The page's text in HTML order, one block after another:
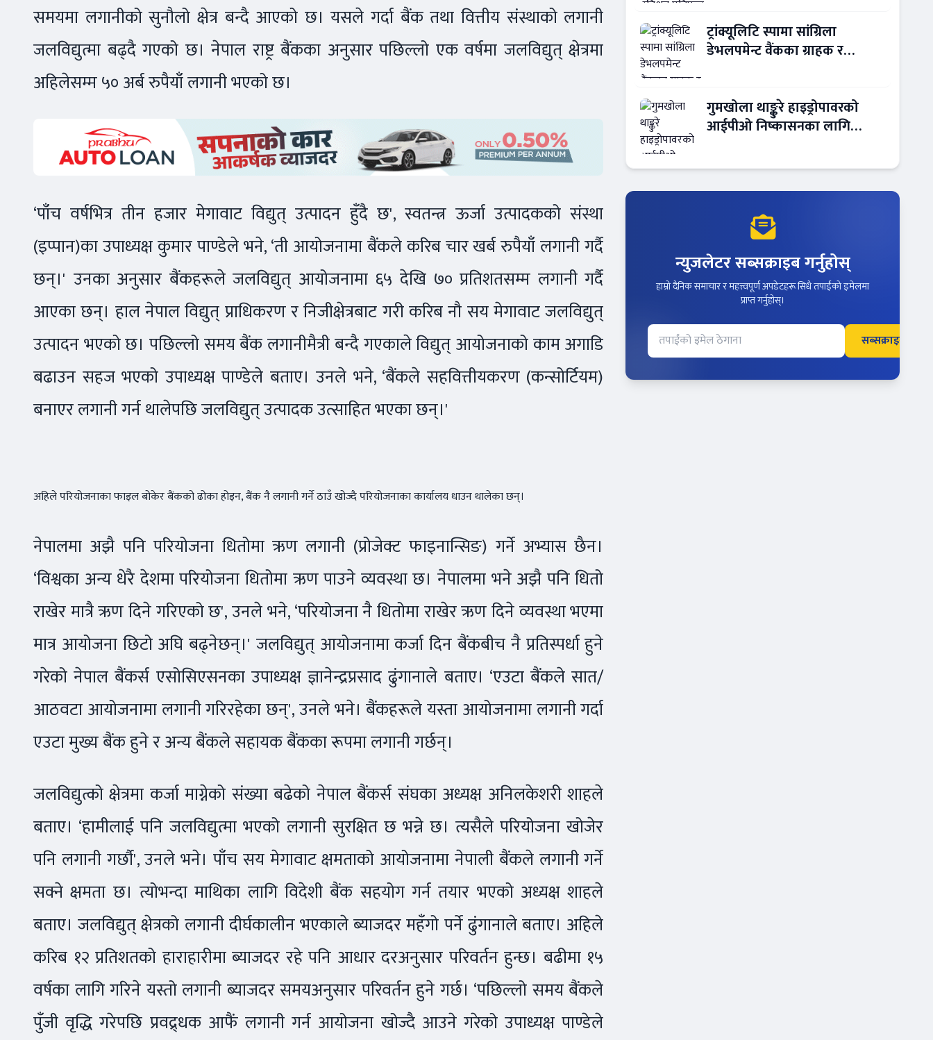
समयमा लगानीको सुनौलो क्षेत्र बन्दै आएको छ। यसले गर्दा बैंक तथा वित्तीय संस्थाको लगानी
जलविद्युत्मा बढ्दै गएको छ। नेपाल राष्ट्र बैंकका अनुसार पछिल्लो एक वर्षमा जलविद्युत् क्षेत्रमा
अहिलेसम्म ५० अर्ब रुपैयाँ लगानी भएको छ।
‘पाँच वर्षभित्र तीन हजार मेगावाट विद्युत् उत्पादन हुँदै छ', स्वतन्त्र ऊर्जा उत्पादकको संस्था
(इप्पान)का उपाध्यक्ष कुमार पाण्डेले भने, ‘ती आयोजनामा बैंकले करिब चार खर्ब रुपैयाँ लगानी गर्दै
छन्।' उनका अनुसार बैंकहरूले जलविद्युत् आयोजनामा ६५ देखि ७० प्रतिशतसम्म लगानी गर्दै
आएका छन्। हाल नेपाल विद्युत् प्राधिकरण र निजीक्षेत्रबाट गरी करिब नौ सय मेगावाट जलविद्युत्
उत्पादन भएको छ। पछिल्लो समय बैंक लगानीमैत्री बन्दै गएकाले विद्युत् आयोजनाको काम अगाडि
बढाउन सहज भएको उपाध्यक्ष पाण्डेले बताए। उनले भने, ‘बैंकले सहवित्तीयकरण (कन्सोर्टियम)
बनाएर लगानी गर्न थालेपछि जलविद्युत् उत्पादक उत्साहित भएका छन्।'
अहिले परियोजनाका फाइल बोकेर बैंकको ढोका होइन, बैंक नै लगानी गर्ने ठाउँ खोज्दै परियोजनाका कार्यालय धाउन थालेका छन्।
नेपालमा अझै पनि परियोजना धितोमा ऋण लगानी (प्रोजेक्ट फाइनान्सिङ) गर्ने अभ्यास छैन।
‘विश्वका अन्य धेरै देशमा परियोजना धितोमा ऋण पाउने व्यवस्था छ। नेपालमा भने अझै पनि धितो
राखेर मात्रै ऋण दिने गरिएको छ', उनले भने, ‘परियोजना नै धितोमा राखेर ऋण दिने व्यवस्था भएमा
मात्र आयोजना छिटो अघि बढ्नेछन्।' जलविद्युत् आयोजनामा कर्जा दिन बैंकबीच नै प्रतिस्पर्धा हुने
गरेको नेपाल बैंकर्स एसोसिएसनका उपाध्यक्ष ज्ञानेन्द्रप्रसाद ढुंगानाले बताए। ‘एउटा बैंकले सात/
आठवटा आयोजनामा लगानी गरिरहेका छन्', उनले भने। बैंकहरूले यस्ता आयोजनामा लगानी गर्दा
एउटा मुख्य बैंक हुने र अन्य बैंकले सहायक बैंकका रूपमा लगानी गर्छन्।
जलविद्युत्को क्षेत्रमा कर्जा माग्नेको संख्या बढेको नेपाल बैंकर्स संघका अध्यक्ष अनिलकेशरी शाहले
बताए। ‘हामीलाई पनि जलविद्युत्मा भएको लगानी सुरक्षित छ भन्ने छ। त्यसैले परियोजना खोजेर
पनि लगानी गर्छौ', उनले भने। पाँच सय मेगावाट क्षमताको आयोजनामा नेपाली बैंकले लगानी गर्ने
सक्ने क्षमता छ। त्योभन्दा माथिका लागि विदेशी बैंक सहयोग गर्न तयार भएको अध्यक्ष शाहले
बताए। जलविद्युत् क्षेत्रको लगानी दीर्घकालीन भएकाले ब्याजदर महँगो पर्ने ढुंगानाले बताए। अहिले
करिब १२ प्रतिशतको हाराहारीमा ब्याजदर रहे पनि आधार दरअनुसार परिवर्तन हुन्छ। बढीमा १५
वर्षका लागि गरिने यस्तो लगानी ब्याजदर समयअनुसार परिवर्तन हुने गर्छ। ‘पछिल्लो समय बैंकले
पुँजी वृद्धि गरेपछि प्रवद्र्धक आफैं लगानी गर्न आयोजना खोज्दै आउने गरेको उपाध्यक्ष पाण्डेले
ट्रांक्यूलिटि स्पामा सांग्रिला
डेभलपमेन्ट वैंकका ग्राहक र
गुमखोला थाङ्कुरे हाइड्रोपावरको
आईपीओ निष्कासनका लागि
न्युजलेटर सब्सक्राइब गर्नुहोस्
हाम्रो दैनिक समाचार र महत्त्वपूर्ण अपडेटहरू सिधै तपाईंको इमेलमा
प्राप्त गर्नुहोस्।
सब्सक्राइब